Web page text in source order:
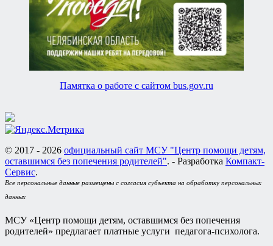
Памятка о работе с сайтом bus.gov.ru
© 2017 - 2026 официальный сайт МСУ "Центр помощи детям,
оставшимся без попечения родителей". - Разработка Компакт-
Сервис.
Все персональные данные размещены с согласия субъекта на обработку персональных
данных
МСУ «Центр помощи детям, оставшимся без попечения
родителей» предлагает платные услуги педагога-психолога.